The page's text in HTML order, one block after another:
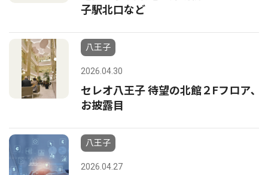
子駅北口など
八王子
2026.04.30
セレオ八王子 待望の北館２Fフロア､
お披露目
八王子
2026.04.27